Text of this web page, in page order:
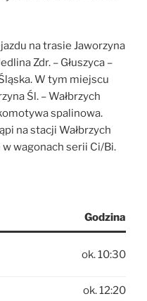
na trasie Jaworzyna
Zdr. – Głuszyca –
W tym miejscu
Śl. – Wałbrzych
spalinowa.
na stacji Wałbrzych
w wagonach serii Ci/Bi.
Godzina
ok. 10:30
ok. 12:20